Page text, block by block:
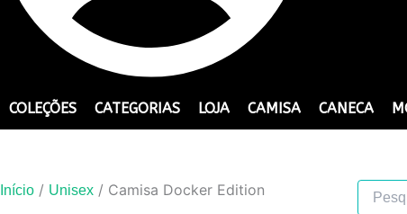
Pesquisar
produtos
COLEÇÕES CATEGORIAS LOJA CAMISA CANECA
Início / Unisex / Camisa Docker Edition